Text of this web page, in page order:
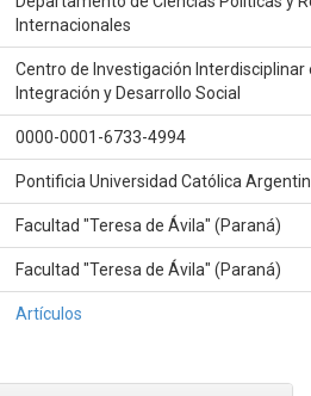
Internacionales
Centro de Investigación Interdisciplinar
Integración y Desarrollo Social
0000-0001-6733-4994
Pontificia Universidad Católica
Facultad "Teresa de Ávila" (Paraná)
Facultad "Teresa de Ávila" (Paraná)
Artículos